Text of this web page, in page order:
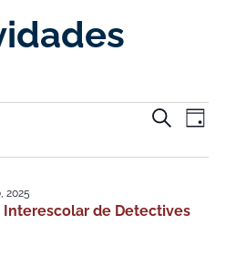
de
y
Buscar
de
Día
Interescolar de Detectives
2025